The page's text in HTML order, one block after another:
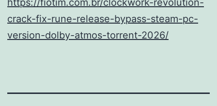
crack-fix-rune-release-bypass-steam-pc-
version-dolby-atmos-torrent-2026/